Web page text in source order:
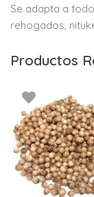
Se adapta a
rehogados,
Productos